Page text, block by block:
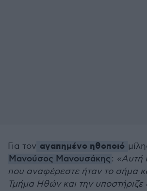
Για τον αγαπημένο ηθοποιό
Μανούσος Μανουσάκης: «Αυτή
που αναφέρεστε ήταν το σήμα
Τμήμα Ηθών και την υποστήριζε